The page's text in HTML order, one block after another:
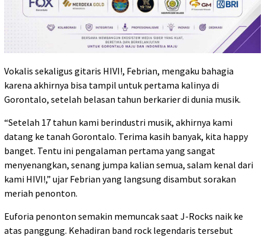
Vokalis sekaligus gitaris HIVI!, Febrian, mengaku bahagia
karena akhirnya bisa tampil untuk pertama kalinya di
Gorontalo, setelah belasan tahun berkarier di dunia musik.
“Setelah 17 tahun kami berindustri musik, akhirnya kami
datang ke tanah Gorontalo. Terima kasih banyak, kita happy
banget. Tentu ini pengalaman pertama yang sangat
menyenangkan, senang jumpa kalian semua, salam kenal dari
kami HIVI!,” ujar Febrian yang langsung disambut sorakan
meriah penonton.
Euforia penonton semakin memuncak saat J-Rocks naik ke
atas panggung. Kehadiran band rock legendaris tersebut